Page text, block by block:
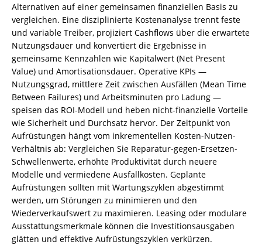
Alternativen auf einer gemeinsamen finanziellen Basis zu
vergleichen. Eine disziplinierte Kostenanalyse trennt feste
und variable Treiber, projiziert Cashflows über die erwartete
Nutzungsdauer und konvertiert die Ergebnisse in
gemeinsame Kennzahlen wie Kapitalwert (Net Present
Value) und Amortisationsdauer. Operative KPIs —
Nutzungsgrad, mittlere Zeit zwischen Ausfällen (Mean Time
Between Failures) und Arbeitsminuten pro Ladung —
speisen das ROI-Modell und heben nicht-finanzielle Vorteile
wie Sicherheit und Durchsatz hervor. Der Zeitpunkt von
Aufrüstungen hängt vom inkrementellen Kosten-Nutzen-
Verhältnis ab: Vergleichen Sie Reparatur-gegen-Ersetzen-
Schwellenwerte, erhöhte Produktivität durch neuere
Modelle und vermiedene Ausfallkosten. Geplante
Aufrüstungen sollten mit Wartungszyklen abgestimmt
werden, um Störungen zu minimieren und den
Wiederverkaufswert zu maximieren. Leasing oder modulare
Ausstattungsmerkmale können die Investitionsausgaben
glätten und effektive Aufrüstungszyklen verkürzen.